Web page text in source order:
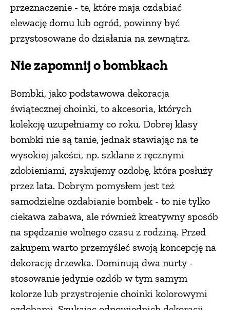
przeznaczenie - te, które maja ozdabiać
elewację domu lub ogród, powinny być
przystosowane do działania na zewnątrz.
Nie zapomnij o bombkach
Bombki, jako podstawowa dekoracja
świątecznej choinki, to akcesoria, których
kolekcję uzupełniamy co roku. Dobrej klasy
bombki nie są tanie, jednak stawiając na te
wysokiej jakości, np. szklane z ręcznymi
zdobieniami, zyskujemy ozdobę, która posłuży
przez lata. Dobrym pomysłem jest też
samodzielne ozdabianie bombek - to nie tylko
ciekawa zabawa, ale również kreatywny sposób
na spędzanie wolnego czasu z rodziną. Przed
zakupem warto przemyśleć swoją koncepcję na
dekorację drzewka. Dominują dwa nurty -
stosowanie jedynie ozdób w tym samym
kolorze lub przystrojenie choinki kolorowymi